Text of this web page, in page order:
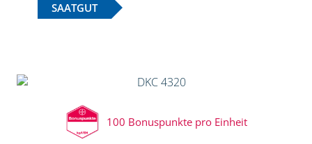
SAATGUT
100 Bonuspunkte pro Einheit